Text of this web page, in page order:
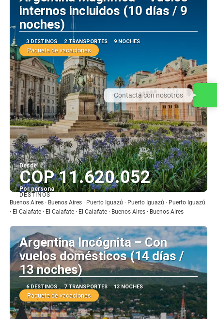
internos incluidos (10 días / 9
noches)
3 DESTINOS 2 TRANSPORTES 9 NOCHES
Paquete de vacaciones
Desde
COP 11.620.052
Por persona
Ver
DESTINOS
Buenos Aires · Buenos Aires · Puerto Iguazú · Puerto Iguazú · Puerto Iguazú
· El Calafate · El Calafate · El Calafate · Buenos Aires · Buenos Aires
Argentina Incógnita – Con
vuelos domésticos (14 días /
13 noches)
6 DESTINOS 7 TRANSPORTES 13 NOCHES
Paquete de vacaciones
Contacta con nosotros